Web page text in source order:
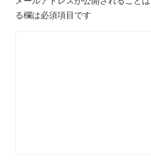
る欄は必須項目です